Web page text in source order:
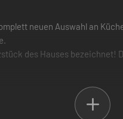
neuen Auswahl an
des Hauses